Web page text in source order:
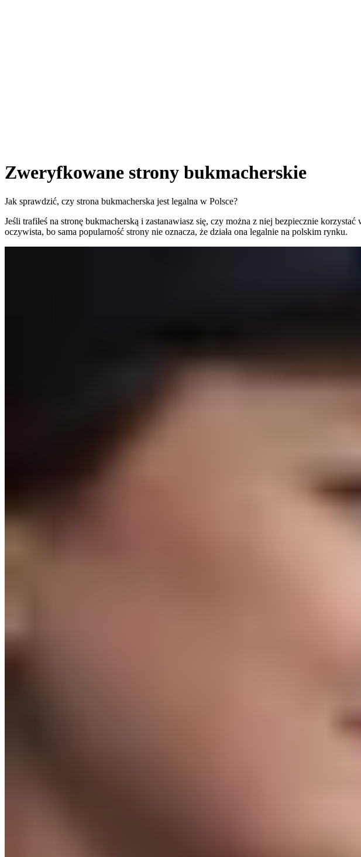
Zweryfkowane strony bukmacherskie
Jak sprawdzić, czy strona bukmacherska jest legalna w Polsce?
Jeśli trafiłeś na stronę bukmacherską i zastanawiasz się, czy można z niej bezpiecznie
oczywista, bo sama popularność strony nie oznacza, że działa ona legalnie na polskim rynku.